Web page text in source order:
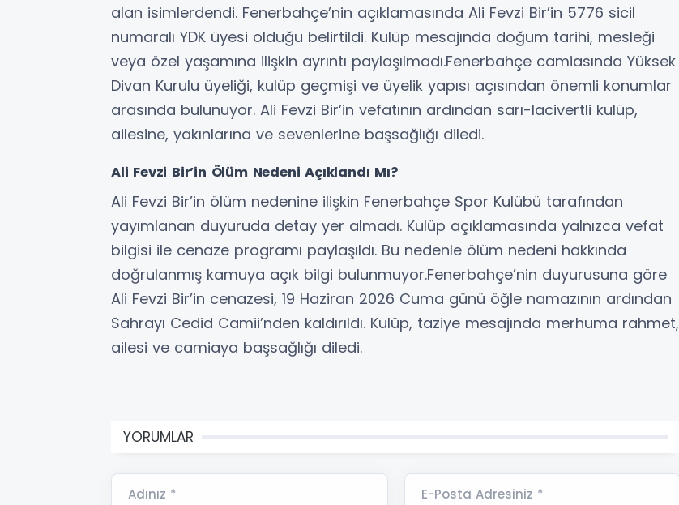
alan isimlerdendi. Fenerbahçe’nin açıklamasında Ali Fevzi Bir’in 5776 sicil
numaralı YDK üyesi olduğu belirtildi. Kulüp mesajında doğum tarihi, mesleği
veya özel yaşamına ilişkin ayrıntı paylaşılmadı.Fenerbahçe camiasında Yüksek
Divan Kurulu üyeliği, kulüp geçmişi ve üyelik yapısı açısından önemli konumlar
arasında bulunuyor. Ali Fevzi Bir’in vefatının ardından sarı-lacivertli kulüp,
ailesine, yakınlarına ve sevenlerine başsağlığı diledi.
Ali Fevzi Bir’in Ölüm Nedeni Açıklandı Mı?
Ali Fevzi Bir’in ölüm nedenine ilişkin Fenerbahçe Spor Kulübü tarafından
yayımlanan duyuruda detay yer almadı. Kulüp açıklamasında yalnızca vefat
bilgisi ile cenaze programı paylaşıldı. Bu nedenle ölüm nedeni hakkında
doğrulanmış kamuya açık bilgi bulunmuyor.Fenerbahçe’nin duyurusuna göre
Ali Fevzi Bir’in cenazesi, 19 Haziran 2026 Cuma günü öğle namazının ardından
Sahrayı Cedid Camii’nden kaldırıldı. Kulüp, taziye mesajında merhuma rahmet,
ailesi ve camiaya başsağlığı diledi.
YORUMLAR
Adınız * E-Posta Adresiniz *